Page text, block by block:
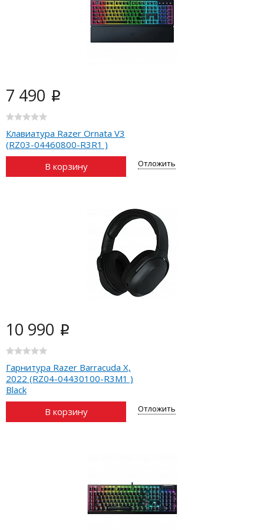
7 490 i
Клавиатура Razer Ornata V3
(RZ03-04460800-R3R1 )
В корзину
Отложить
10 990 i
Гарнитура Razer Barracuda X,
2022 (RZ04-04430100-R3M1 )
Black
В корзину
Отложить